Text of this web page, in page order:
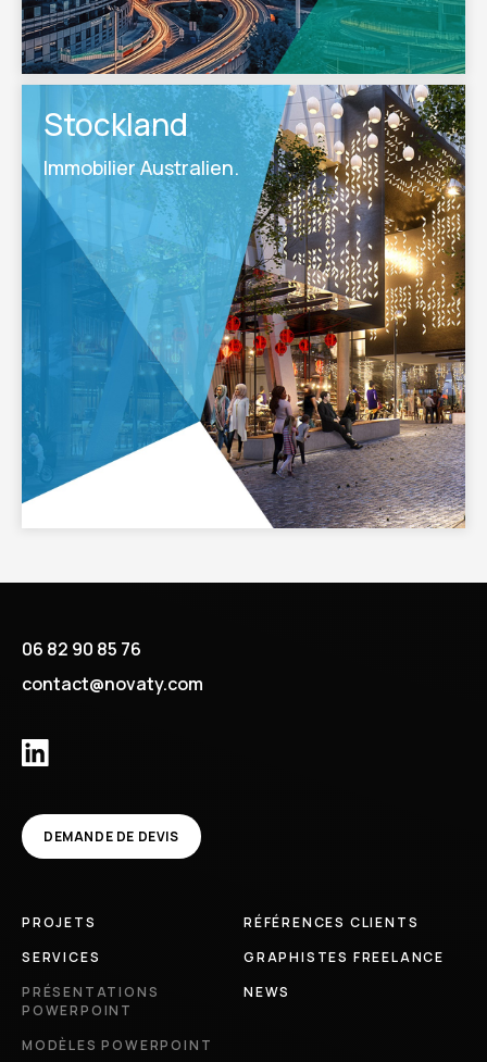
Stockland
Immobilier Australien.
06 82 90 85 76
contact@novaty.com
DEMANDE DE DEVIS
PROJETS
SERVICES
PRÉSENTATIONS
POWERPOINT
MODÈLES POWERPOINT
RÉFÉRENCES CLIENTS
GRAPHISTES FREELANCE
NEWS